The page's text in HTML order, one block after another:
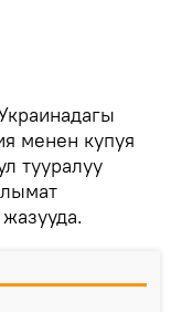
менен купуя
тууралуу
жазууда.